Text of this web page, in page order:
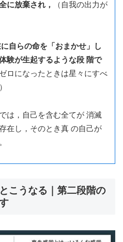
に放棄され，
（自我の出力が
自らの命を「おまかせ」し
験が生起するような段 階で
ロになったときは星々にすべ
は，自己を含む全てが 消滅
在し，そのとき真 の自己が
こうなる｜第二段階の